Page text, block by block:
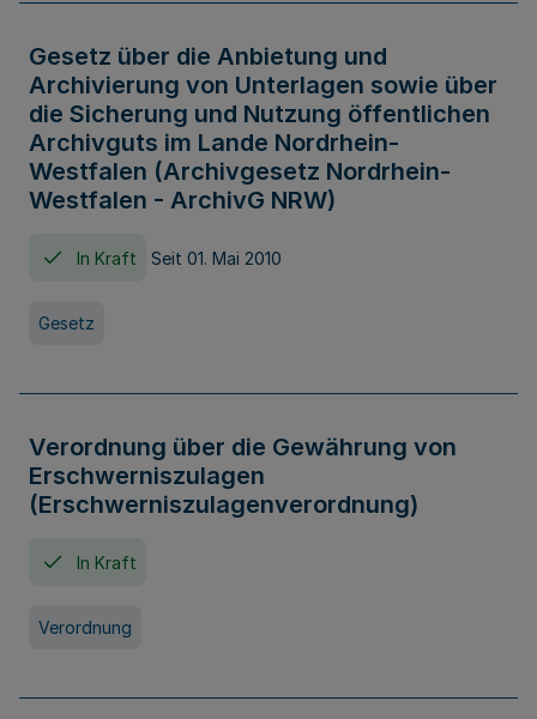
Gesetz über die Anbietung und
Archivierung von Unterlagen sowie über
die Sicherung und Nutzung öffentlichen
Archivguts im Lande Nordrhein-
Westfalen (Archivgesetz Nordrhein-
Westfalen - ArchivG NRW)
In Kraft Seit 01. Mai 2010
Gesetz
Verordnung über die Gewährung von
Erschwerniszulagen
(Erschwerniszulagenverordnung)
In Kraft
Verordnung